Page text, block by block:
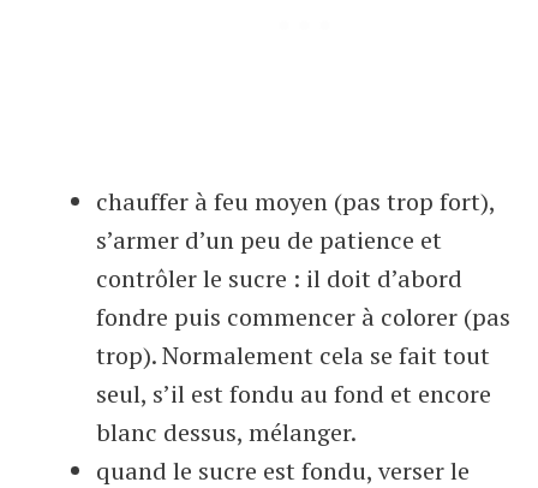
chauffer à feu moyen (pas trop fort),
s’armer d’un peu de patience et
contrôler le sucre : il doit d’abord
fondre puis commencer à colorer (pas
trop). Normalement cela se fait tout
seul, s’il est fondu au fond et encore
blanc dessus, mélanger.
quand le sucre est fondu, verser le